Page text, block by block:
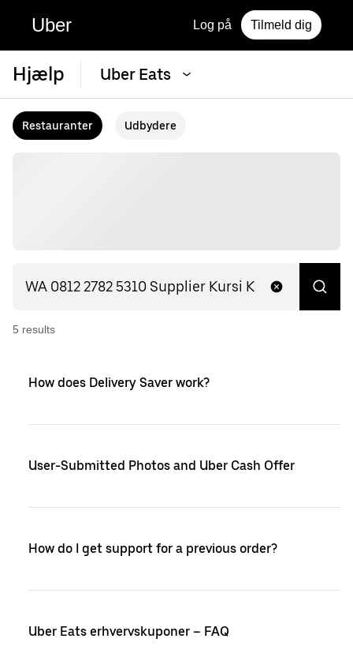
Uber Log på Tilmeld dig
Hjælp Uber Eats
Restauranter Udbydere
5 results
How does Delivery Saver work?
User-Submitted Photos and Uber Cash Offer
How do I get support for a previous order?
Uber Eats erhvervskuponer – FAQ